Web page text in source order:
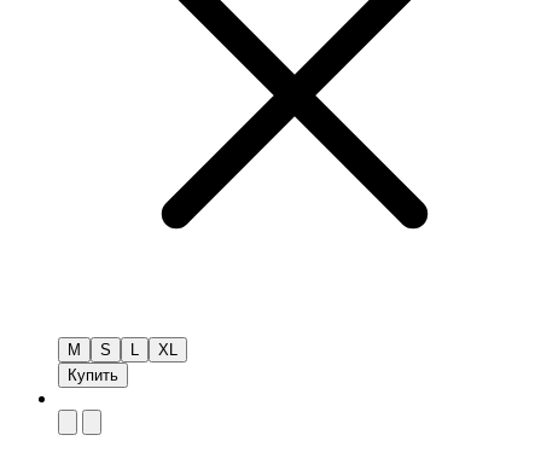
M S L
XL
Купить